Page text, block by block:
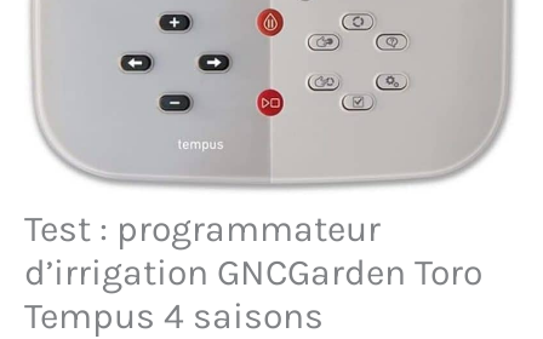
Test : programmateur
d’irrigation GNCGarden Toro
Tempus 4 saisons